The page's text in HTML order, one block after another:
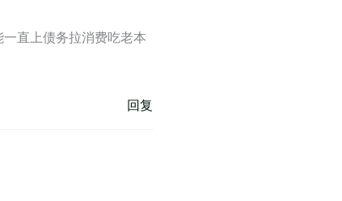
直上债务拉消费吃老本
回复